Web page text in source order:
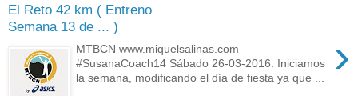
El Reto 42 km ( Entreno
Semana 13 de ... )
›
MTBCN www.miquelsalinas.com
#SusanaCoach14 Sábado 26-03-2016: Iniciamos
la semana, modificando el día de fiesta ya que ...